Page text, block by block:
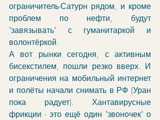
ограничитель-Сатурн рядом, и кроме
проблем по нефти, будут
"завязывать" с гуманитаркой и
волонтёркой.
А вот рынки сегодня, с активным
бисекстилем, пошли резко вверх. И
ограничения на мобильный интернет
и полёты начали снимать в РФ (Уран
пока радует). Хантавирусные
фрикции - это ещё один "звоночек" о